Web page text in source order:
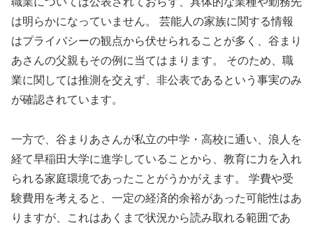
は明らかになっていません。 芸能人の家族に関する情報
はプライバシーの観点から伏せられることが多く、谷まり
あさんの父親もその例に当てはまります。 そのため、職
業に関しては推測を交えず、非公表であるという事実のみ
が確認されています。
一方で、谷まりあさんが私立の中学・高校に通い、浪人を
経て早稲田大学に進学していることから、教育に力を入れ
られる家庭環境であったことがうかがえます。 学費や受
験費用を考えると、一定の経済的余裕があった可能性はあ
りますが、これはあくまで状況から読み取れる範囲であ